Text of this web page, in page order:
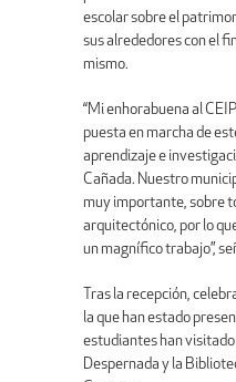
escolar sobre el
sus alrededores con el
mismo.
“Mi enhorabuena al
puesta en marcha de
aprendizaje e
Cañada. Nuestro
muy importante, sobre
arquitectónico, por lo
un magnífico trabajo”,
Tras la recepción,
la que han estado
estudiantes han
Despernada y la